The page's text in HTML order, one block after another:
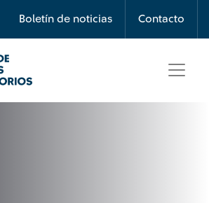
Boletín de noticias Contacto